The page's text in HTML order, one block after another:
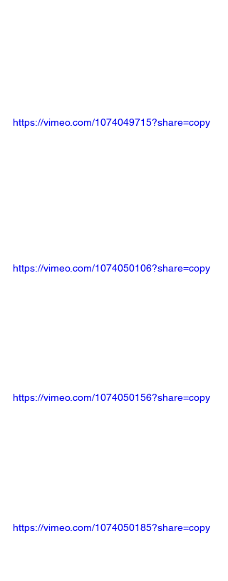
https://vimeo.com/1074049715?share=copy
https://vimeo.com/1074050106?share=copy
https://vimeo.com/1074050156?share=copy
https://vimeo.com/1074050185?share=copy